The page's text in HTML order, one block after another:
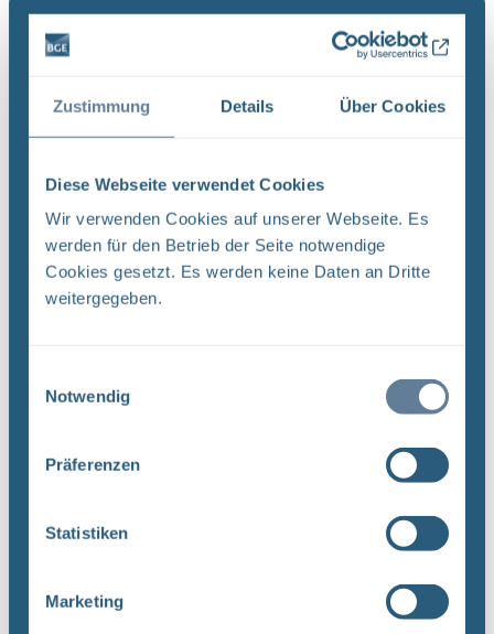
Zustimmung Details Über Cookies
Diese Webseite verwendet Cookies
Wir verwenden Cookies auf unserer Webseite. Es
werden für den Betrieb der Seite notwendige
Cookies gesetzt. Es werden keine Daten an Dritte
weitergegeben.
Notwendig
Präferenzen
Statistiken
Marketing
Monatsbericht April 2024
über die wesentlichen Arbeiten im April
Morsleben Mitarbeiter*innen des Endlagers
Morsleben haben am ...
Aktuelle Arbeiten – Endlager Morsleben Übersicht
Messtechnik im Demonstrationsbauwerk Das ...
Aktuelle Arbeiten – Endlager Morsleben Übersicht
über die wesentlichen Arbeiten im November